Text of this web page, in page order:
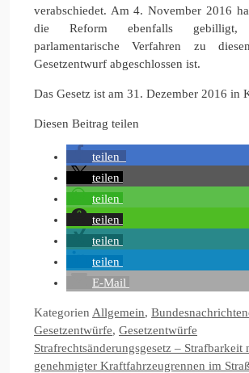
verabschiedet. Am 4. November 2016
die Reform ebenfalls gebilligt,
parlamentarische Verfahren zu
Gesetzentwurf abgeschlossen ist.
Das Gesetz ist am 31. Dezember 2016 in
Diesen Beitrag teilen
teilen
teilen
teilen
teilen
teilen
teilen
E-Mail
Kategorien Allgemein,
Gesetzentwürfe, Gesetzentwürfe
Strafrechtsänderungsgesetz – Strafbarkeit
genehmigter Kraftfahrzeugrennen im